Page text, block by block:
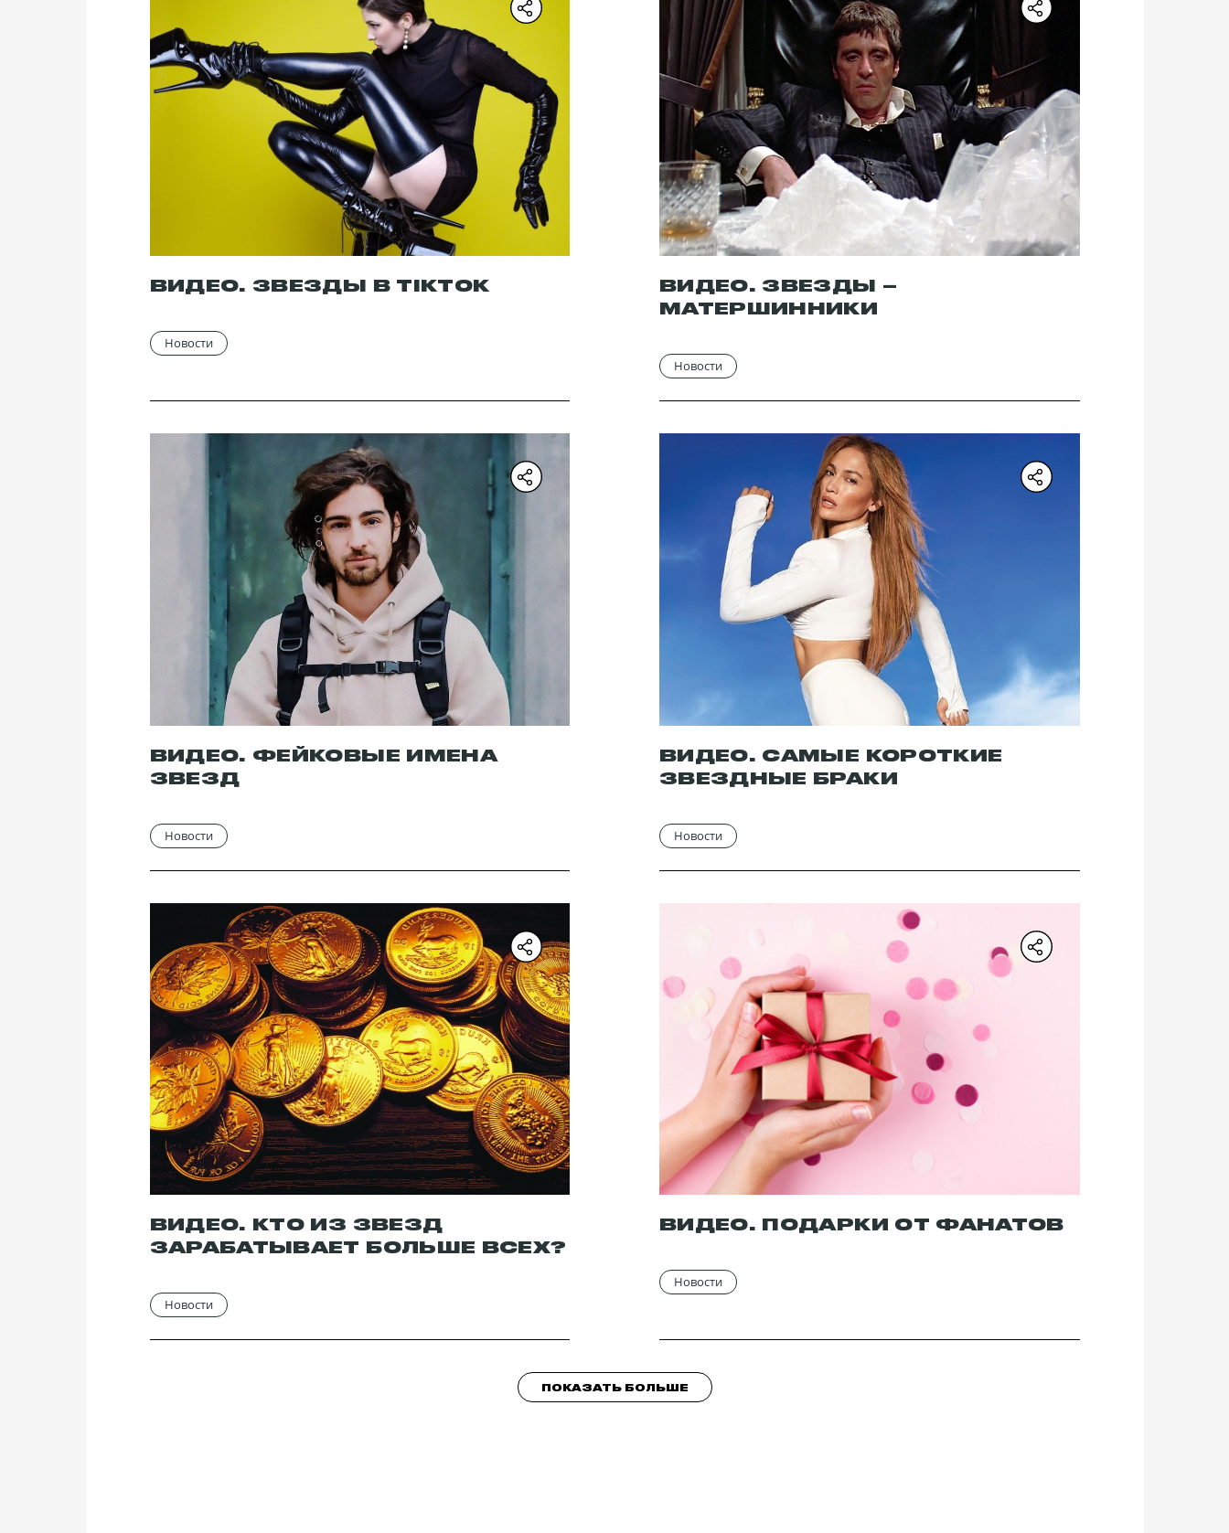
Жанр:
Развлекательное шоу, Юмор
В ролях:Женя Таллер, Настя Елисеева
ВИДЕО. ЗВЕЗДЫ В TIKTOK
Новости
ВИДЕО. ЗВЕЗДЫ –
МАТЕРШИННИКИ
Новости
ВИДЕО. ФЕЙКОВЫЕ ИМЕНА
ЗВЕЗД
Новости
ВИДЕО. САМЫЕ КОРОТКИЕ
ЗВЕЗДНЫЕ БРАКИ
Новости
ВИДЕО. КТО ИЗ ЗВЕЗД
ЗАРАБАТЫВАЕТ БОЛЬШЕ ВСЕХ?
Новости
ВИДЕО. ПОДАРКИ ОТ ФАНАТОВ
Новости
ПОКАЗАТЬ БОЛЬШЕ